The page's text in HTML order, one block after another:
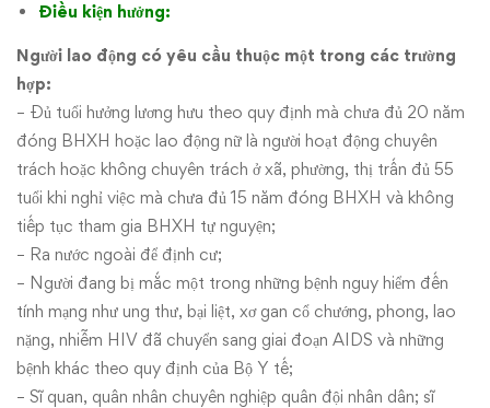
Điều kiện hưởng:
Người lao động có yêu cầu thuộc một trong các trường
hợp:
– Đủ tuổi hưởng lương hưu theo quy định mà chưa đủ 20 năm
đóng BHXH hoặc lao động nữ là người hoạt động chuyên
trách hoặc không chuyên trách ở xã, phường, thị trấn đủ 55
tuổi khi nghỉ việc mà chưa đủ 15 năm đóng BHXH và không
tiếp tục tham gia BHXH tự nguyện;
– Ra nước ngoài để định cư;
– Người đang bị mắc một trong những bệnh nguy hiểm đến
tính mạng như ung thư, bại liệt, xơ gan cổ chướng, phong, lao
nặng, nhiễm HIV đã chuyển sang giai đoạn AIDS và những
bệnh khác theo quy định của Bộ Y tế;
– Sĩ quan, quân nhân chuyên nghiệp quân đội nhân dân; sĩ